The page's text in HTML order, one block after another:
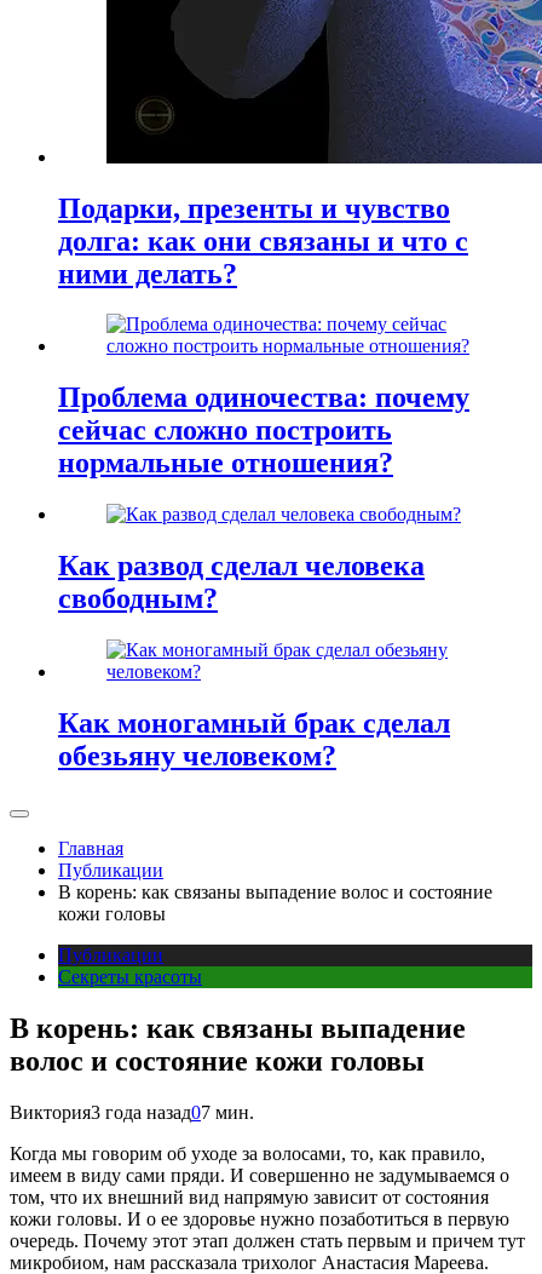
Подарки, презенты и чувство
долга: как они связаны и что с
ними делать?
Проблема одиночества: почему
сейчас сложно построить
нормальные отношения?
Как развод сделал человека
свободным?
Как моногамный брак сделал
обезьяну человеком?
Главная
Публикации
В корень: как связаны выпадение волос и состояние
кожи головы
Публикации
Секреты красоты
В корень: как связаны выпадение
волос и состояние кожи головы
Виктория3 года назад07 мин.
Когда мы говорим об уходе за волосами, то, как правило,
имеем в виду сами пряди. И совершенно не задумываемся о
том, что их внешний вид напрямую зависит от состояния
кожи головы. И о ее здоровье нужно позаботиться в первую
очередь. Почему этот этап должен стать первым и причем тут
микробиом, нам рассказала трихолог Анастасия Мареева.